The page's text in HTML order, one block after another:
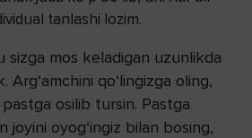
tanlashi lozim.
sizga mos keladigan uzunlikda
Arg‘amchini qo‘lingizga oling,
osilib tursin. Pastga
joyini oyog‘ingiz bilan bosing,